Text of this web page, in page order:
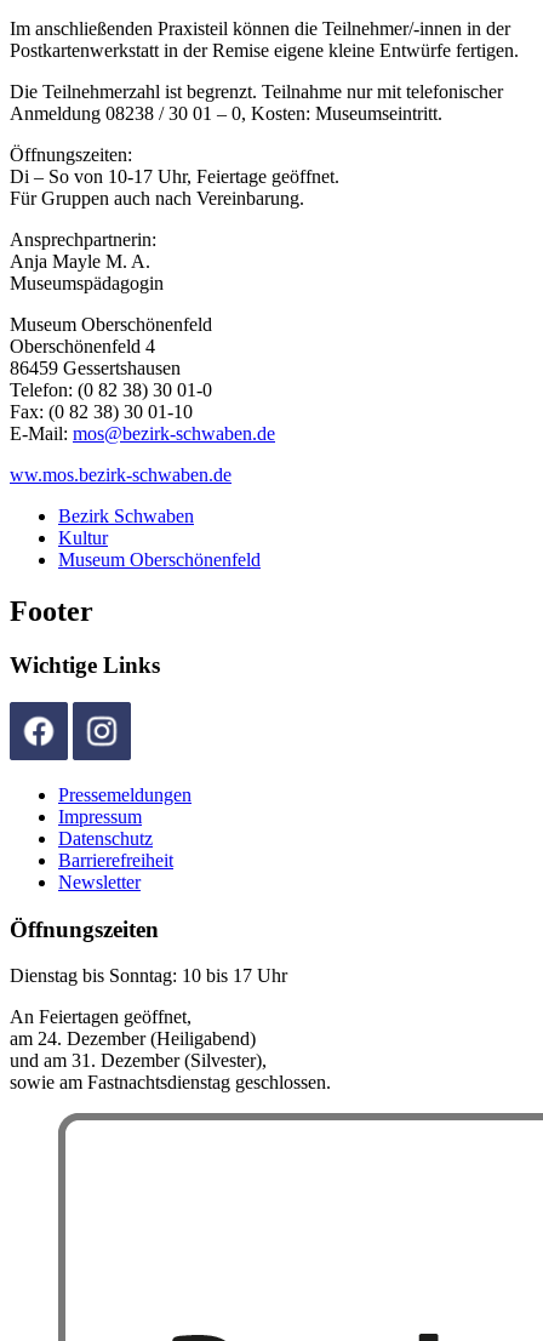
Im anschließenden Praxisteil können die Teilnehmer/-innen in der
Postkartenwerkstatt in der Remise eigene kleine Entwürfe fertigen.
Die Teilnehmerzahl ist begrenzt. Teilnahme nur mit telefonischer
Anmeldung 08238 / 30 01 – 0, Kosten: Museumseintritt.
Öffnungszeiten:
Di – So von 10-17 Uhr, Feiertage geöffnet.
Für Gruppen auch nach Vereinbarung.
Ansprechpartnerin:
Anja Mayle M. A.
Museumspädagogin
Museum Oberschönenfeld
Oberschönenfeld 4
86459 Gessertshausen
Telefon: (0 82 38) 30 01-0
Fax: (0 82 38) 30 01-10
E-Mail: mos@bezirk-schwaben.de
ww.mos.bezirk-schwaben.de
Bezirk Schwaben
Kultur
Museum Oberschönenfeld
Footer
Wichtige Links
Pressemeldungen
Impressum
Datenschutz
Barrierefreiheit
Newsletter
Öffnungszeiten
Dienstag bis Sonntag: 10 bis 17 Uhr
An Feiertagen geöffnet,
am 24. Dezember (Heiligabend)
und am 31. Dezember (Silvester),
sowie am Fastnachtsdienstag geschlossen.